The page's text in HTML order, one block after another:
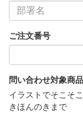
ご注文番号
問い合わせ対象商品
イラストでそこそ
きほんのきまで